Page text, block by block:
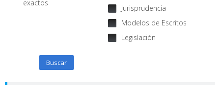
exactos
Jurisprudencia
Modelos de Escritos
Legislación
Buscar